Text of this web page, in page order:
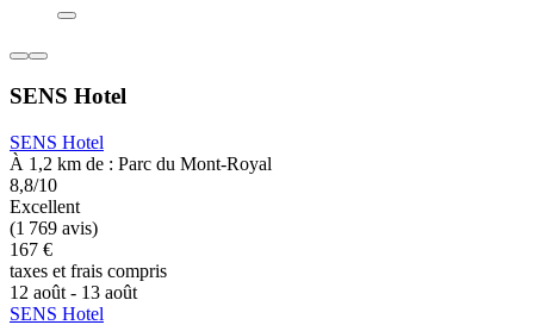
SENS Hotel
SENS Hotel
À 1,2 km de : Parc du Mont-Royal
8,8/10
Excellent
(1 769 avis)
167 €
taxes et frais compris
12 août - 13 août
SENS Hotel